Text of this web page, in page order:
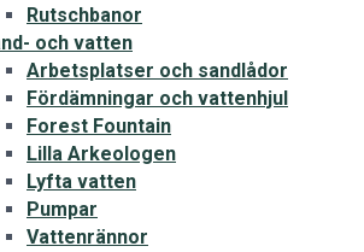
Rutschbanor
och vatten
Arbetsplatser och sandlådor
Fördämningar och vattenhjul
Forest Fountain
Lilla Arkeologen
Lyfta vatten
Pumpar
Vattenrännor